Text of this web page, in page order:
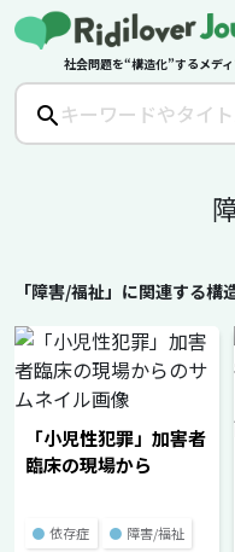
社会問題を“構造化”するメデ
「障害/福祉」に関連する構
「小児性犯罪」加害者
臨床の現場から
● 依存症 ● 障害/福祉